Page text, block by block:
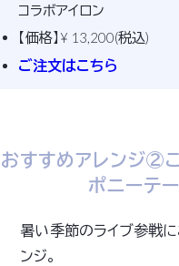
コラボアイロン
【価格】¥ 13,200(税込)
ご注文はこちら
おすすめアレンジ②
ポニーテ
暑い季節のライブ参戦
ンジ。